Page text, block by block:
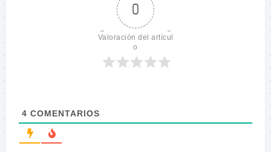
0
Valoración del artícul
o
4 COMENTARIOS